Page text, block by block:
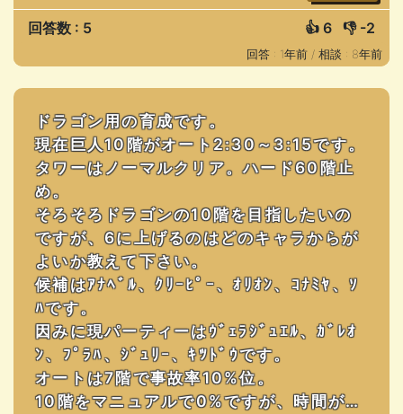
回答数 : 5 👍 6 👎 -2
回答 : 1年前 / 相談 : 8年前
ドラゴン用の育成です。
現在巨人10階がオート2:30～3:15です。
タワーはノーマルクリア。ハード60階止
め。
そろそろドラゴンの10階を目指したいの
ですが、6に上げるのはどのキャラからが
よいか教えて下さい。
候補はｱﾅﾍﾞﾙ、ｸﾘｰﾋﾟｰ、ｵﾘｵﾝ、ｺﾅﾐﾔ、ｿ
ﾊです。
因みに現パーティーはｳﾞｪﾗｼﾞｭｴﾙ、ｶﾞﾚｵ
ﾝ、ﾌﾟﾗﾊ、ｼﾞｭﾘｰ、ｷﾂﾄﾞｳです。
オートは7階で事故率10%位。
10階をマニュアルで0%ですが、時間が…